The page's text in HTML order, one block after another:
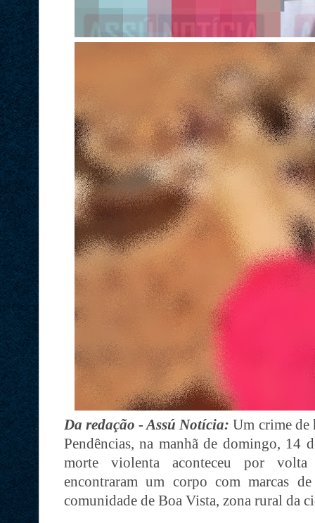
Da redação - Assú Notícia:Um crime de
Pendências, na manhã de domingo, 14
morte violenta aconteceu por
encontraram um corpo com marcas
comunidade de Boa Vista, zona rural da